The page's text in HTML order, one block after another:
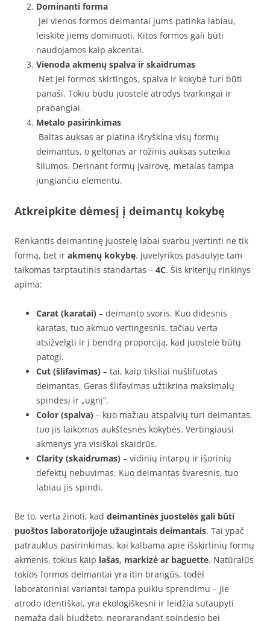
Dominanti forma
Jei vienos formos deimantai jums patinka labiau,
leiskite jiems dominuoti. Kitos formos gali būti
naudojamos kaip akcentai.
Vienoda akmenų spalva ir skaidrumas
Net jei formos skirtingos, spalva ir kokybė turi būti
panaši. Tokiu būdu juostelė atrodys tvarkingai ir
prabangiai.
Metalo pasirinkimas
Baltas auksas ar platina išryškina visų formų
deimantus, o geltonas ar rožinis auksas suteikia
šilumos. Derinant formų įvairovę, metalas tampa
jungiančiu elementu.
Atkreipkite dėmesį į deimantų kokybę
Renkantis deimantinę juostelę labai svarbu įvertinti ne tik
formą, bet ir akmenų kokybę. Juvelyrikos pasaulyje tam
taikomas tarptautinis standartas – 4C. Šis kriterijų rinkinys
apima:
Carat (karatai) – deimanto svoris. Kuo didesnis
karatas, tuo akmuo vertingesnis, tačiau verta
atsižvelgti ir į bendrą proporciją, kad juostelė būtų
patogi.
Cut (šlifavimas) – tai, kaip tiksliai nušlifuotas
deimantas. Geras šlifavimas užtikrina maksimalų
spindesį ir „ugnį“.
Color (spalva) – kuo mažiau atspalvių turi deimantas,
tuo jis laikomas aukštesnės kokybės. Vertingiausi
akmenys yra visiškai skaidrūs.
Clarity (skaidrumas) – vidinių intarpų ir išorinių
defektų nebuvimas. Kuo deimantas švaresnis, tuo
labiau jis spindi.
Be to, verta žinoti, kad deimantinės juostelės gali būti
puoštos laboratorijoje užaugintais deimantais. Tai ypač
patrauklus pasirinkimas, kai kalbama apie išskirtinių formų
akmenis, tokius kaip lašas, markizė ar baguette. Natūralūs
tokios formos deimantai yra itin brangūs, todėl
laboratoriniai variantai tampa puikiu sprendimu – jie
atrodo identiškai, yra ekologiškesni ir leidžia sutaupyti
nemažą dalį biudžeto, neprarandant spindesio bei